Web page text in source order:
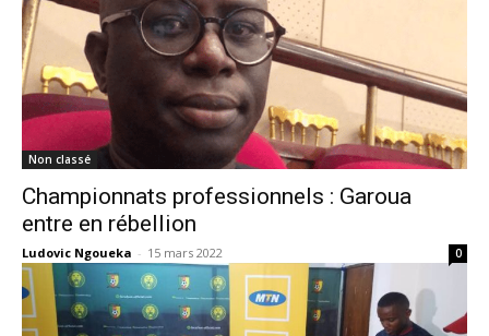
Non classé
Championnats professionnels : Garoua
entre en rébellion
Ludovic Ngoueka - 15 mars 2022 0